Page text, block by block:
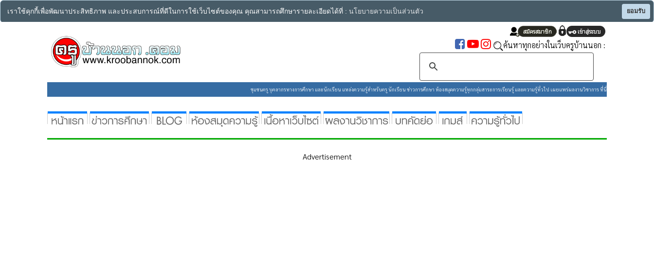
เราใช้คุกกี้เพื่อพัฒนาประสิทธิภาพ และประสบการณ์ที่ดีในการใช้เว็บไซต์ของคุณ คุณสามารถศึกษารายละเอียดได้ที่ : นโยบายความเป็นส่วนตัว ยอมรับ
ค้นหาทุกอย่างในเว็บครูบ้านนอก :
ชุมชนครู บุคลากรทางการศึกษา และนักเรียน แหล่งความรู้สำหรับครู นักเรียน ข่าวการศึกษา ห้องสมุดความรู้ทุกกลุ่มสาระการเรียนรู้ และความรู้ทั่วไป เผยแพร่ผลงานวิชาการ ที่นี่
Advertisement